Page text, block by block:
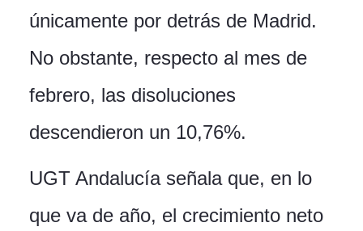
únicamente por detrás de Madrid.
No obstante, respecto al mes de
febrero, las disoluciones
descendieron un 10,76%.
UGT Andalucía señala que, en lo
que va de año, el crecimiento neto